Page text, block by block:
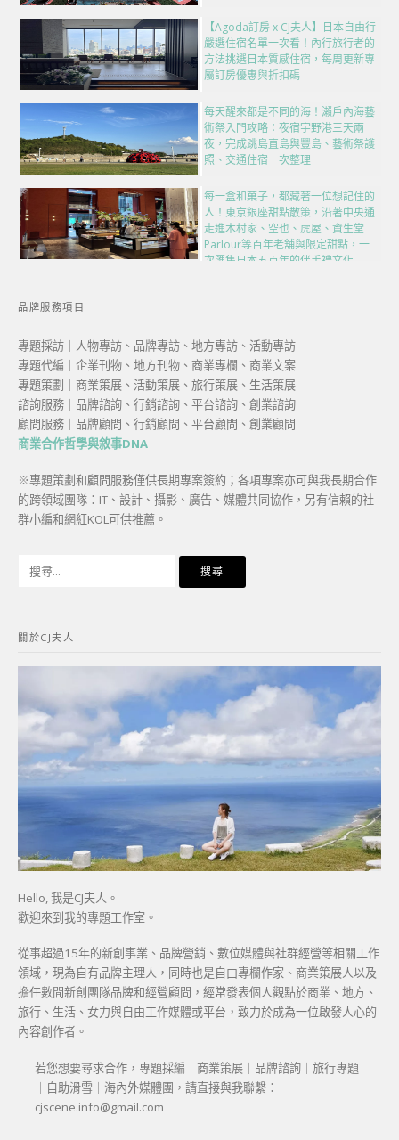
【Agoda訂房 x CJ夫人】日本自由行
嚴選住宿名單一次看！內行旅行者的
方法挑選日本質感住宿，每周更新專
屬訂房優惠與折扣碼
每天醒來都是不同的海！瀨戶內海藝
術祭入門攻略：夜宿宇野港三天兩
夜，完成跳島直島與豐島、藝術祭護
照、交通住宿一次整理
每一盒和菓子，都藏著一位想記住的
人！東京銀座甜點散策，沿著中央通
走進木村家、空也、虎屋、資生堂
Parlour等百年老舖與限定甜點，一
次匯集日本五百年的伴手禮文化
品牌服務項目
專題採訪｜人物專訪、品牌專訪、地方專訪、活動專訪
專題代編｜企業刊物、地方刊物、商業專欄、商業文案
專題策劃｜商業策展、活動策展、旅行策展、生活策展
諮詢服務｜品牌諮詢、行銷諮詢、平台諮詢、創業諮詢
顧問服務｜品牌顧問、行銷顧問、平台顧問、創業顧問
商業合作哲學與敘事DNA
※專題策劃和顧問服務僅供長期專案簽約；各項專案亦可與我長期合作
的跨領域團隊：IT、設計、攝影、廣告、媒體共同協作，另有信賴的社
群小編和網紅KOL可供推薦。
字:
關於CJ夫人
Hello, 我是CJ夫人。
歡迎來到我的專題工作室。
從事超過15年的新創事業、品牌營銷、數位媒體與社群經營等相關工作
領域，現為自有品牌主理人，同時也是自由專欄作家、商業策展人以及
擔任數間新創團隊品牌和經營顧問，經常發表個人觀點於商業、地方、
旅行、生活、女力與自由工作媒體或平台，致力於成為一位啟發人心的
內容創作者。
若您想要尋求合作，專題採編｜商業策展｜品牌諮詢｜旅行專題
｜自助滑雪｜海內外媒體團，請直接與我聯繫：
cjscene.info@gmail.com